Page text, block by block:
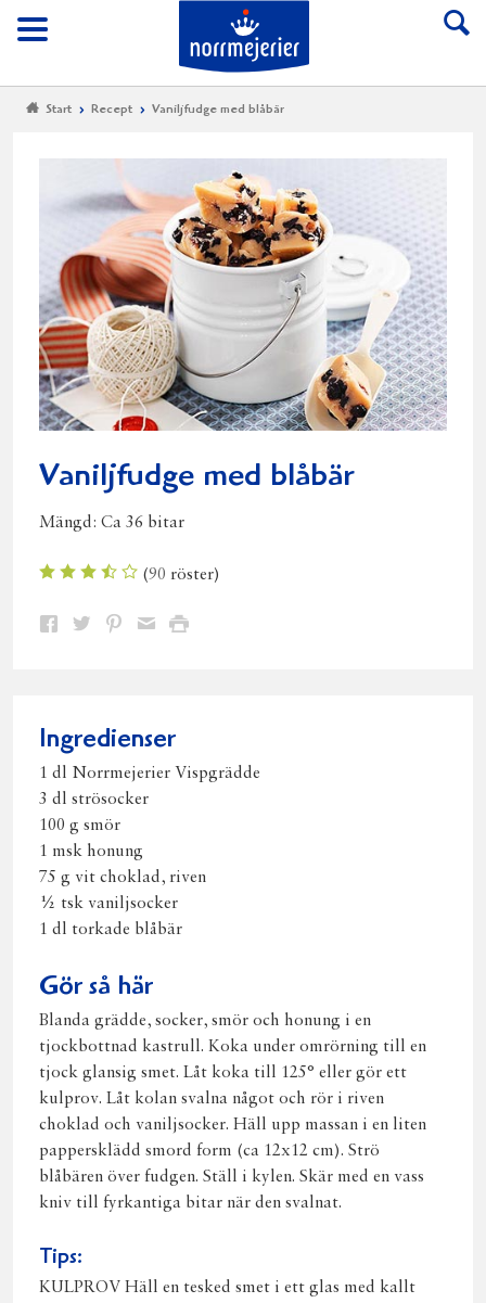
Meny
Till Norrmejerier
Start Recept Vaniljfudge med blåbär
Vaniljfudge med blåbär
Mängd: Ca 36 bitar
(90 röster)
Dela Dela Dela DelaSkriv
Ingredienser
1 dl Norrmejerier Vispgrädde
3 dl strösocker
100 g smör
1 msk honung
75 g vit choklad, riven
½ tsk vaniljsocker
1 dl torkade blåbär
Gör så här
Blanda grädde, socker, smör och honung i en
tjockbottnad kastrull. Koka under omrörning till en
tjock glansig smet. Låt koka till 125° eller gör ett
kulprov. Låt kolan svalna något och rör i riven
choklad och vaniljsocker. Häll upp massan i en liten
pappersklädd smord form (ca 12x12 cm). Strö
blåbären över fudgen. Ställ i kylen. Skär med en vass
kniv till fyrkantiga bitar när den svalnat.
Tips:
KULPROV Häll en tesked smet i ett glas med kallt